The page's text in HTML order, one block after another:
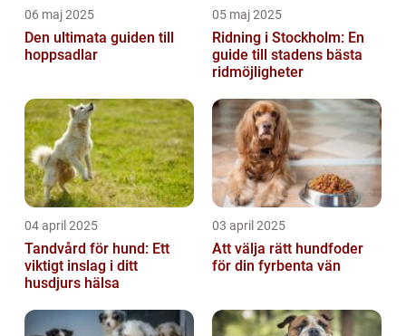
06 maj 2025
Den ultimata guiden till
hoppsadlar
05 maj 2025
Ridning i Stockholm: En
guide till stadens bästa
ridmöjligheter
04 april 2025
Tandvård för hund: Ett
viktigt inslag i ditt
husdjurs hälsa
03 april 2025
Att välja rätt hundfoder
för din fyrbenta vän